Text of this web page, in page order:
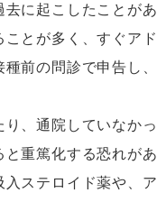
に起こしたことがあ
とが多く、すぐアド
前の問診で申告し、
、通院していなかっ
重篤化する恐れがあ
ステロイド薬や、ア